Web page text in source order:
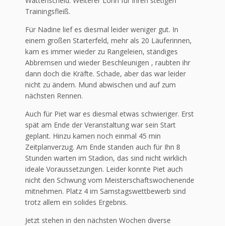
Trainingsfleiß.
Für Nadine lief es diesmal leider weniger gut. In
einem großen Starterfeld, mehr als 20 Läuferinnen,
kam es immer wieder zu Rangeleien, ständiges
Abbremsen und wieder Beschleunigen , raubten ihr
dann doch die Kräfte. Schade, aber das war leider
nicht zu ändern. Mund abwischen und auf zum
nächsten Rennen.
Auch für Piet war es diesmal etwas schwieriger. Erst
spät am Ende der Veranstaltung war sein Start
geplant. Hinzu kamen noch einmal 45 min
Zeitplanverzug. Am Ende standen auch für Ihn 8
Stunden warten im Stadion, das sind nicht wirklich
ideale Voraussetzungen. Leider konnte Piet auch
nicht den Schwung vom Meisterschaftswochenende
mitnehmen. Platz 4 im Samstagswettbewerb sind
trotz allem ein solides Ergebnis.
Jetzt stehen in den nächsten Wochen diverse